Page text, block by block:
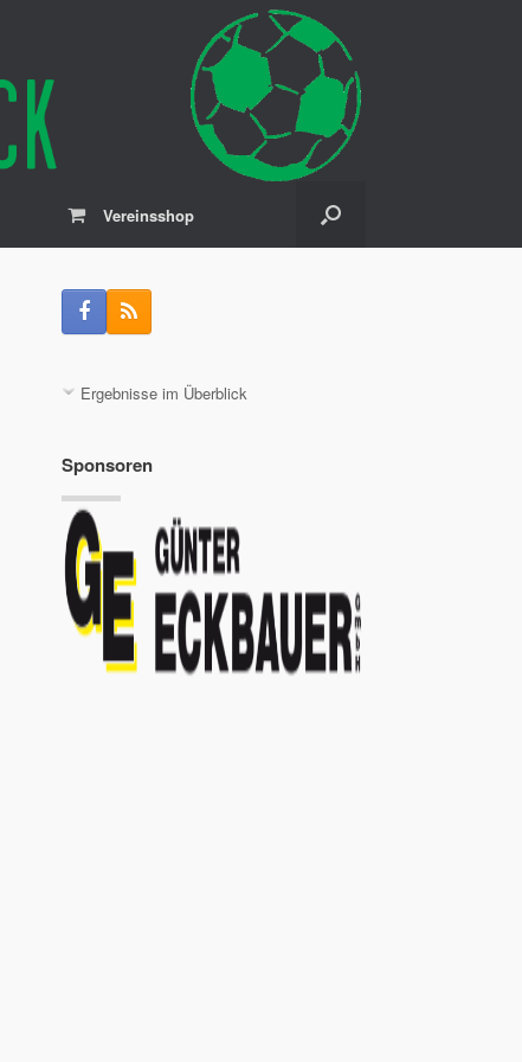
Vereinsshop
Ergebnisse im Überblick
Sponsoren